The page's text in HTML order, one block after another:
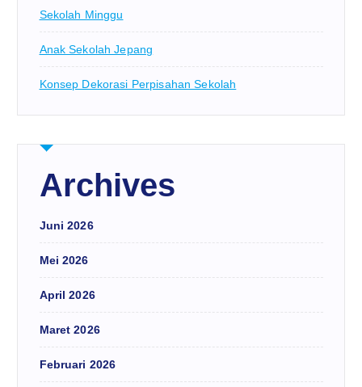
Sekolah Minggu
Anak Sekolah Jepang
Konsep Dekorasi Perpisahan Sekolah
Archives
Juni 2026
Mei 2026
April 2026
Maret 2026
Februari 2026